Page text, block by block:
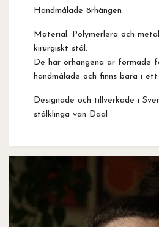
Handmålade örhängen
Material: Polymerlera och
kirurgiskt stål.
De här örhängena är formade
handmålade och finns bara i ett
Designade och tillverkade i
stålklinga van Daal